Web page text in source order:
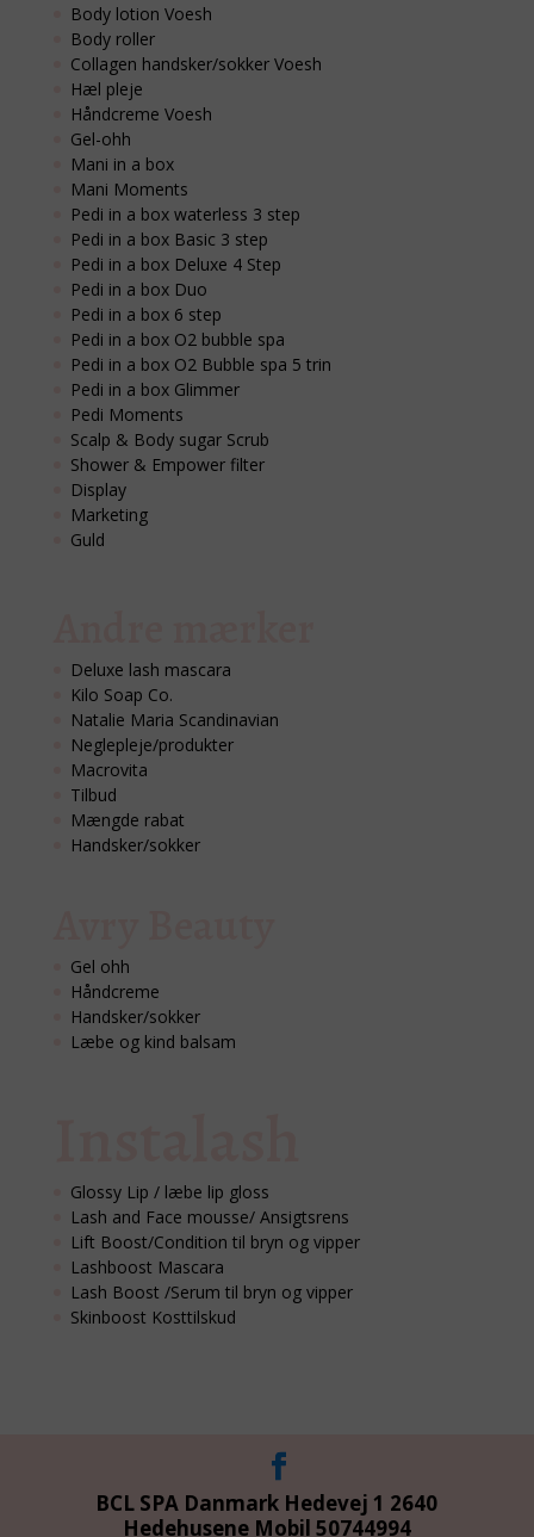
Body lotion Voesh
Body roller
Collagen handsker/sokker Voesh
Hæl pleje
Håndcreme Voesh
Gel-ohh
Mani in a box
Mani Moments
Pedi in a box waterless 3 step
Pedi in a box Basic 3 step
Pedi in a box Deluxe 4 Step
Pedi in a box Duo
Pedi in a box 6 step
Pedi in a box O2 bubble spa
Pedi in a box O2 Bubble spa 5 trin
Pedi in a box Glimmer
Pedi Moments
Scalp & Body sugar Scrub
Shower & Empower filter
Display
Marketing
Guld
Deluxe lash mascara
Kilo Soap Co.
Natalie Maria Scandinavian
Neglepleje/produkter
Macrovita
Tilbud
Mængde rabat
Handsker/sokker
Gel ohh
Håndcreme
Handsker/sokker
Læbe og kind balsam
Glossy Lip / læbe lip gloss
Lash and Face mousse/ Ansigtsrens
Lift Boost/Condition til bryn og vipper
Lashboost Mascara
Lash Boost /Serum til bryn og vipper
Skinboost Kosttilskud
BCL SPA Danmark Hedevej 1 2640
Hedehusene Mobil 50744994